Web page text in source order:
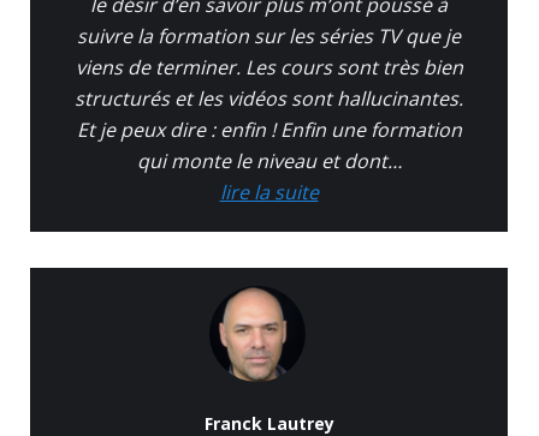
suivre la formation sur les séries TV que je
viens de terminer. Les cours sont très bien
structurés et les vidéos sont hallucinantes.
Et je peux dire : enfin ! Enfin une formation
qui monte le niveau et dont…
lire la suite
Franck Lautrey